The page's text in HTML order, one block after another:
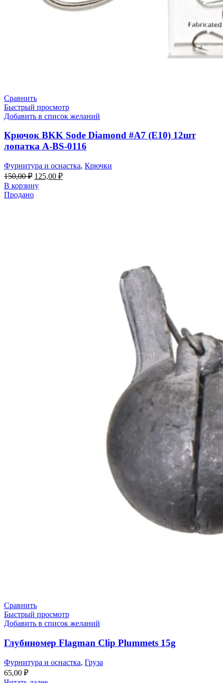
Сравнить
Быстрый просмотр
Добавить в список желаний
Крючок BKK Sode Diamond #A7 (E10) 12шт
лопатка A-BS-0116
Фурнитура и оснастка, Крючки
150,00₽ 125,00 ₽
В корзину
Продано
Сравнить
Быстрый просмотр
Добавить в список желаний
Глубиномер Flagman Clip Plummets 15g
Фурнитура и оснастка, Груза
65,00 ₽